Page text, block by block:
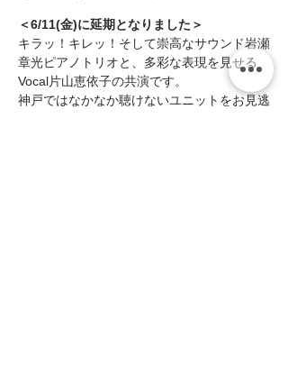
＜6/11(金)に延期となりました＞
キラッ！キレッ！そして崇高なサウンド岩瀬
章光ピアノトリオと、多彩な表現を見せる
Vocal片山恵依子の共演です。
神戸ではなかなか聴けないユニットをお見逃